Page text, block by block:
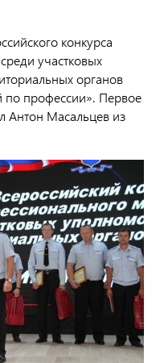
конкурса
участковых
органов
профессии». Первое
Антон Масальцев из